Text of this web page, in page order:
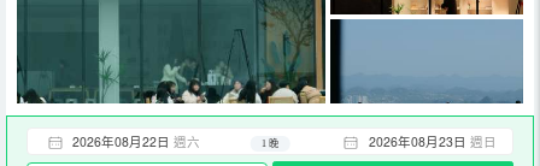
2026年08月22日 週六 2026年08月23日 週日
1 晚